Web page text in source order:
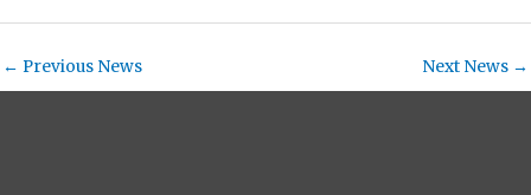
← Previous News Next News →